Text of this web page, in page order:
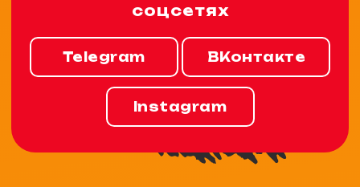
соцсетях
Telegram ВКонтакте
Instagram